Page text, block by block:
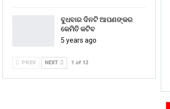
ବୁଧବାର ଦିନଟି ଆପଣଙ୍କର
କେମିତି କଟିବ
5 years ago
PREV NEXT 1 of 12